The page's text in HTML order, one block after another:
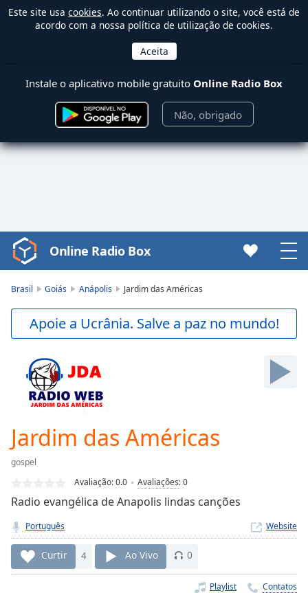
Este site usa cookies. Ao continuar utilizando o site, você está de
acordo com a nossa política de utilização de cookies.
Instale o aplicativo mobile gratuito Online Radio Box
Não, obrigado
Video
Player
Skip
Backward
Forward
Current
Time 0:00
Duration
0.00%
TypeLIVE
Seek to
live,
currently
Online Radio Box
Brasil Goiás Anápolis Jardim das Américas
Apoie a Ucrânia. Salve a paz no mundo!
Jardim das Américas
gospel
Avaliação:0.0 Avaliações:0
Radio evangélica de Anapolis lindas canções
Português Website
Curtir 4 Ao Vivo 0
Playlist Contatos